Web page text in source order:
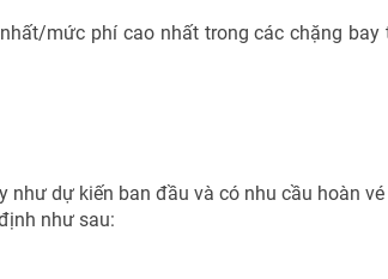
mức phí cao nhất trong các chặng bay
như dự kiến ban đầu và có nhu cầu hoàn vé
như sau: